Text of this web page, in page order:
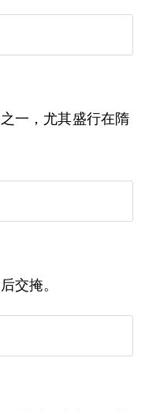
一，尤其盛行在隋
交掩。